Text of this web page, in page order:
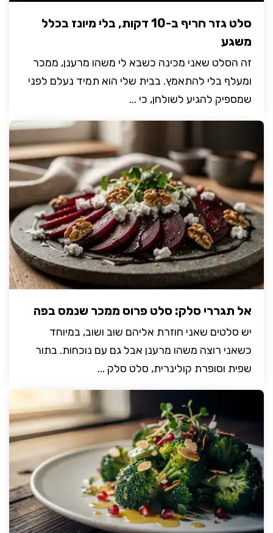
סלט גזר חריף ב-10 דקות, בלי מיונז בכלל
משגע
זה הסלט שאני מכינה כשבא לי משהו מרענן, ממכר
ומעלף בלי להתאמץ. בבית שלי הוא תמיד נעלם לפני
שמספיק להגיע לשולחן, כי ...
אל תגררי סלק: סלט פרוס ממכר שנמס בפה
יש סלטים שאני חוזרת אליהם שוב ושוב, במיוחד
כשאני רוצה משהו מרענן אבל גם עם נוכחות. בתור
שפית וסופרת קולינרית, סלט סלק ...